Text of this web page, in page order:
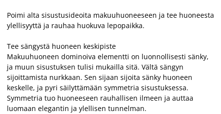
Poimi alta sisustusideoita makuuhuoneeseen ja tee huoneesta
ylellisyyttä ja rauhaa huokuva lepopaikka.
Tee sängystä huoneen keskipiste
Makuuhuoneen dominoiva elementti on luonnollisesti sänky,
ja muun sisustuksen tulisi mukailla sitä. Vältä sängyn
sijoittamista nurkkaan. Sen sijaan sijoita sänky huoneen
keskelle, ja pyri säilyttämään symmetria sisustuksessa.
Symmetria tuo huoneeseen rauhallisen ilmeen ja auttaa
luomaan elegantin ja ylellisen tunnelman.